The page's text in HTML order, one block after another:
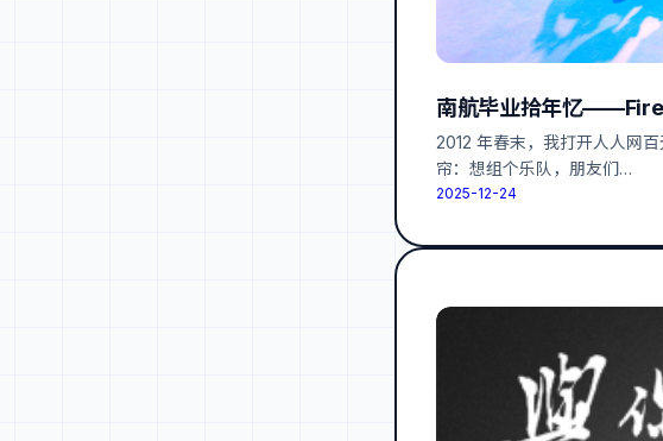
南航毕业拾年忆
2012 年春末，我打开人人网
帘：想组个乐队，朋友们…
2025-12-24